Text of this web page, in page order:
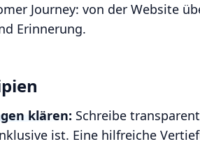
Journey: von der Website
Erinnerung.
klären: Schreibe
ist. Eine hilfreiche